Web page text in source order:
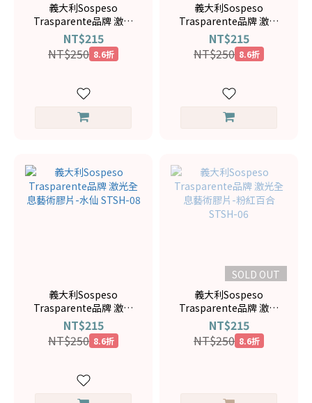
義大利Sospeso
Trasparente品牌 激光
全息藝術膠片-睡蓮
STSH-10
NT$215
NT$250 8.6折
義大利Sospeso
Trasparente品牌 激光
全息藝術膠片-橙花
STSH-09
NT$215
NT$250 8.6折
義大利Sospeso
Trasparente品牌 激光
全息藝術膠片-水仙
STSH-08
NT$215
NT$250 8.6折
SOLD OUT
義大利Sospeso
Trasparente品牌 激光
全息藝術膠片-粉紅百合
STSH-06
NT$215
NT$250 8.6折